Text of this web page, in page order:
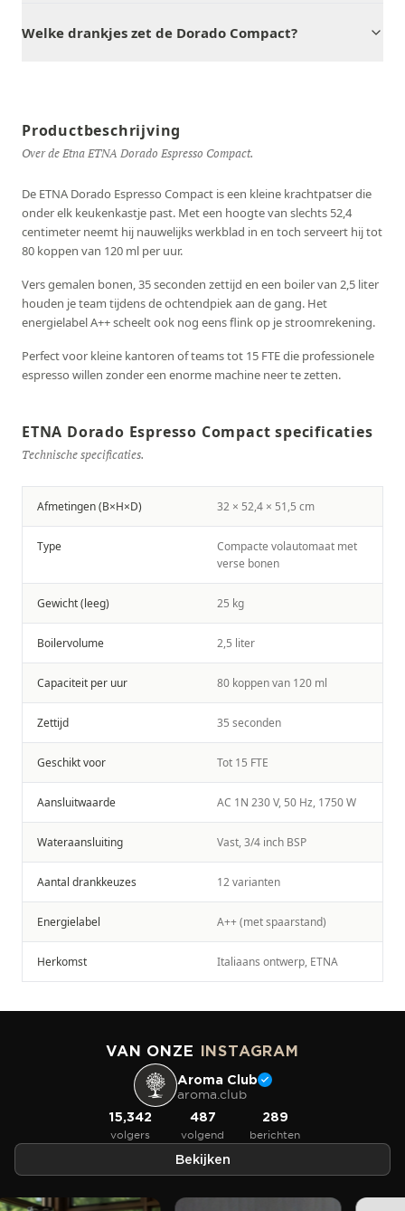
Welke drankjes zet de Dorado Compact?
Productbeschrijving
Over de Etna ETNA Dorado Espresso Compact.
De ETNA Dorado Espresso Compact is een kleine krachtpatser die
onder elk keukenkastje past. Met een hoogte van slechts 52,4
centimeter neemt hij nauwelijks werkblad in en toch serveert hij tot
80 koppen van 120 ml per uur.
Vers gemalen bonen, 35 seconden zettijd en een boiler van 2,5 liter
houden je team tijdens de ochtendpiek aan de gang. Het
energielabel A++ scheelt ook nog eens flink op je stroomrekening.
Perfect voor kleine kantoren of teams tot 15 FTE die professionele
espresso willen zonder een enorme machine neer te zetten.
ETNA Dorado Espresso Compact specificaties
Technische specificaties.
Afmetingen (B×H×D) 32 × 52,4 × 51,5 cm
Type
Compacte volautomaat met
verse bonen
Gewicht (leeg) 25 kg
Boilervolume 2,5 liter
Capaciteit per uur 80 koppen van 120 ml
Zettijd 35 seconden
Geschikt voor Tot 15 FTE
Aansluitwaarde AC 1N 230 V, 50 Hz, 1750 W
Wateraansluiting Vast, 3/4 inch BSP
Aantal drankkeuzes 12 varianten
Energielabel A++ (met spaarstand)
Herkomst Italiaans ontwerp, ETNA
VAN ONZE INSTAGRAM
Aroma Club
aroma.club
15,342
volgers
487
volgend
289
berichten
Bekijken